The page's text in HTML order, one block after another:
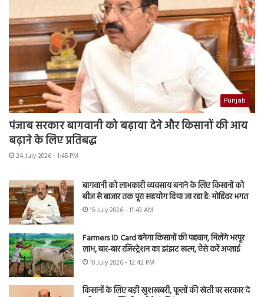
Punjab
पंजाब सरकार बागवानी को बढ़ावा देने और किसानों की आय
बढ़ाने के लिए प्रतिबद्ध
24 July 2026 - 1:45 PM
बागवानी को लाभकारी व्यवसाय बनाने के लिए किसानों को
बीज से बाजार तक पूरा सहयोग दिया जा रहा है: मोहिंदर भगत
15 July 2026 - 11:43 AM
Farmers ID Card बनेगा किसानों की पहचान, मिलेंगे भरपूर
लाभ, बार-बार रजिस्ट्रेशन का झंझट खत्म, ऐसे करें अप्लाई
10 July 2026 - 12:42 PM
किसानों के लिए बड़ी खुशखबरी, फूलों की खेती पर सरकार दे